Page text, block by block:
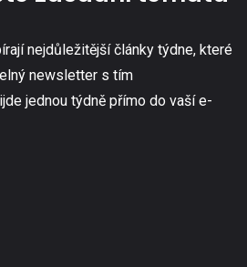
nejdůležitější články týdne, které
newsletter s tím
jednou týdně přímo do vaší e-